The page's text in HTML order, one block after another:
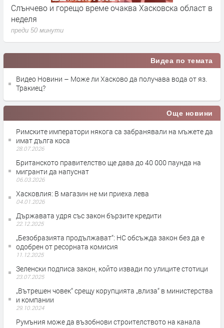
Слънчево и горещо време очаква Хасковска област в
неделя
преди 50 минути
Видеа по темата
Видео Новини – Може ли Хасково да получава вода от яз.
Тракиец?
Още новини
Римските императори някога са забранявали на мъжете да
имат дълга коса
28.07.2026
Британското правителство ще дава до 40 000 паунда на
мигранти да напуснат
06.03.2026
Хасковлия: В магазин не ми приеха лева
04.01.2026
Държавата удря със закон бързите кредити
22.12.2025
„Безобразията продължават“: НС обсъжда закон без да е
одобрен от ресорната комисия
11.12.2025
Зеленски подписа закон, който извади по улиците стотици
23.07.2025
„Вътрешен човек“ срещу корупцията „влиза“ в министерства
и компании
29.10.2024
Румъния може да възобнови строителството на канала